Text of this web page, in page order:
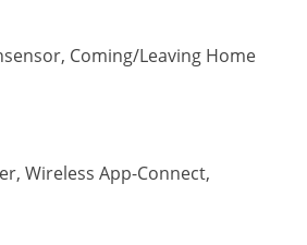
Coming/Leaving Home
Wireless App-Connect,